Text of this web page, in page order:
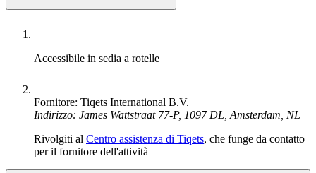
Accessibile in sedia a rotelle
Fornitore: Tiqets International B.V.
Indirizzo: James Wattstraat 77-P, 1097 DL, Amsterdam, NL
Rivolgiti al Centro assistenza di Tiqets, che funge da contatto
per il fornitore dell'attività